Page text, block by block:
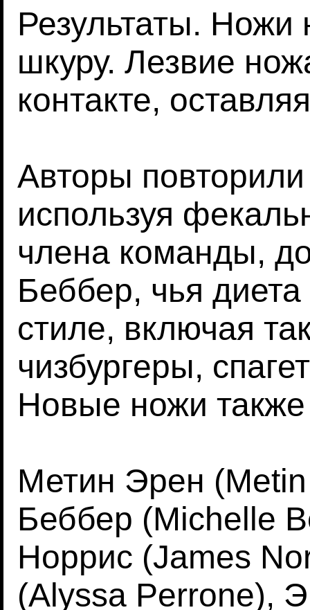
Результаты. Ножи
шкуру. Лезвие
контакте,
Авторы
используя
члена команды,
Беббер, чья
стиле, включая
чизбургеры,
Новые ножи
Метин Эрен
Беббер (Michelle
Норрис (James
(Alyssa Perrone),